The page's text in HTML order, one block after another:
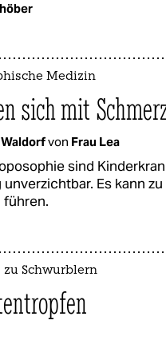
Medizin
sich mit
von Frau Lea
sind
Es kann
führen.
zu Schwurblern